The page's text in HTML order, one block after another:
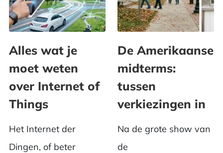
Alles wat je
moet weten
over Internet of
Things
Het Internet der
Dingen, of beter
De Amerikaanse
midterms:
tussen
verkiezingen in
Na de grote show van
de